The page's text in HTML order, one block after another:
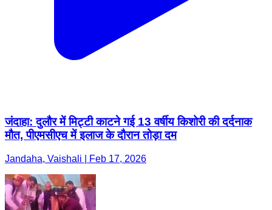
जंदाहा: दुलौर में मिट्टी काटने गई 13 वर्षीय किशोरी की दर्दनाक
मौत, पीएमसीएच में इलाज के दौरान तोड़ा दम
Jandaha, Vaishali | Feb 17, 2026